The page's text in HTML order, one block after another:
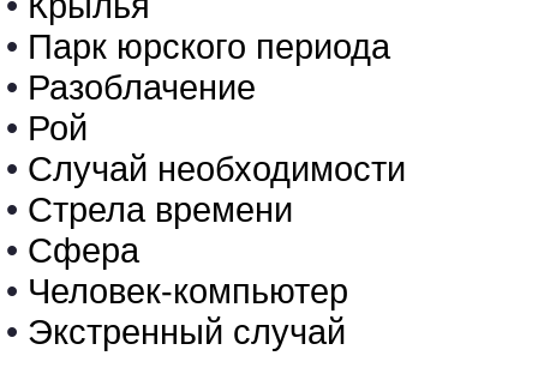
• Парк юрского периода
• Разоблачение
• Рой
• Случай необходимости
• Стрела времени
• Сфера
• Человек-компьютер
• Экстренный случай